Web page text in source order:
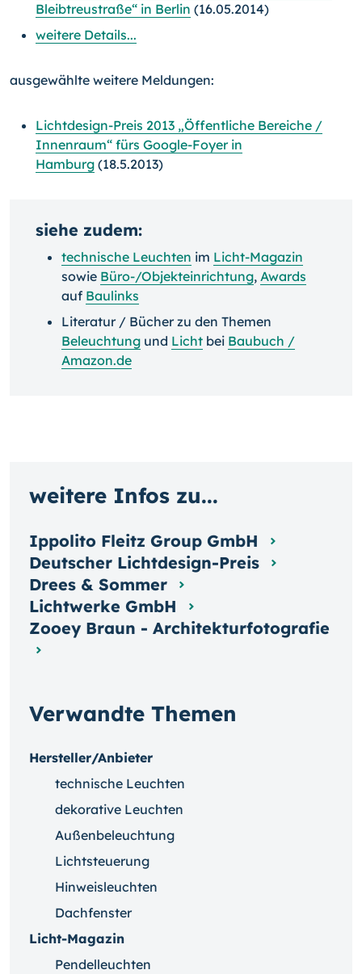
Bleibtreustraße“ in Berlin (16.05.2014)
weitere Details...
ausgewählte weitere Meldungen:
Lichtdesign-Preis 2013 „Öffentliche Bereiche /
Innenraum“ fürs Google-Foyer in
Hamburg (18.5.2013)
siehe zudem:
technische Leuchten im Licht-Magazin
sowie Büro-/Objekteinrichtung, Awards
auf Baulinks
Literatur / Bücher zu den Themen
Beleuchtung und Licht bei Baubuch /
Amazon.de
Verwandte Themen
Hersteller/Anbieter
technische Leuchten
dekorative Leuchten
Außenbeleuchtung
Lichtsteuerung
Hinweisleuchten
Dachfenster
Licht-Magazin
Pendelleuchten
weitere Infos zu...
Ippolito Fleitz Group GmbH
Deutscher Lichtdesign-Preis
Drees & Sommer
Lichtwerke GmbH
Zooey Braun - Architekturfotografie